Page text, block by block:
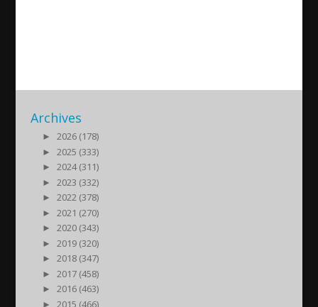
Archives
►
2026 (178)
►
2025 (333)
►
2024 (311)
►
2023 (332)
►
2022 (378)
►
2021 (270)
►
2020 (343)
►
2019 (320)
►
2018 (347)
►
2017 (458)
►
2016 (463)
►
2015 (466)